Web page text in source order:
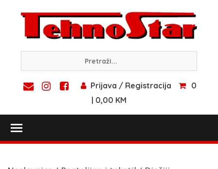
content
Prijava / Registracija
0
| 0,00 KM